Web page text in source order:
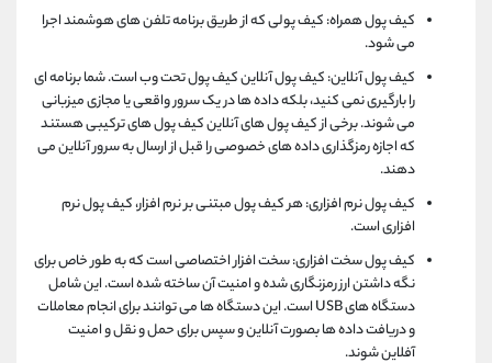
کیف پول همراه: کیف پولی که از طریق برنامه تلفن های هوشمند اجرا
می شود.
کیف پول آنلاین: کیف پول آنلاین کیف پول تحت وب است. شما برنامه ای
را بارگیری نمی کنید، بلکه داده ها در یک سرور واقعی یا مجازی میزبانی
می شوند. برخی از کیف پول های آنلاین کیف پول های ترکیبی هستند
که اجازه رمزگذاری داده های خصوصی را قبل از ارسال به سرور آنلاین می
دهند.
کیف پول نرم افزاری: هر کیف پول مبتنی بر نرم افزار، کیف پول نرم
افزاری است.
کیف پول سخت افزاری: سخت افزار اختصاصی است که به طور خاص برای
نگه داشتن ارز رمزنگاری شده و امنیت آن ساخته شده است. این شامل
دستگاه های USB است. این دستگاه ها می توانند برای انجام معاملات
و دریافت داده ها بصورت آنلاین و سپس برای حمل و نقل و امنیت
آفلاین شوند.